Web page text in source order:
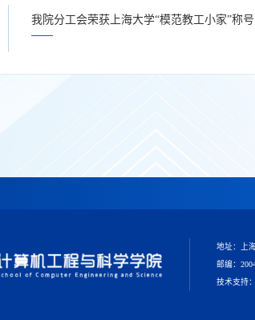
我院分工会荣获上海大学“模范教工小家”称
地址：上
邮编：
技术支持